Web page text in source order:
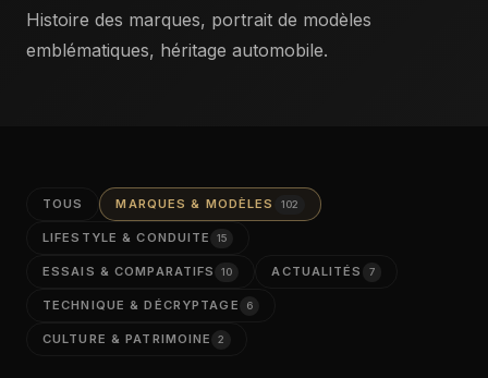
Histoire des marques, portrait de modèles
emblématiques, héritage automobile.
TOUS MARQUES & MODÈLES 102
LIFESTYLE & CONDUITE 15
ESSAIS & COMPARATIFS 10 ACTUALITÉS 7
TECHNIQUE & DÉCRYPTAGE 6
CULTURE & PATRIMOINE 2